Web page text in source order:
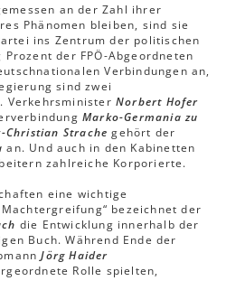
an der Zahl ihrer
Phänomen bleiben, sind sie
ins Zentrum der politischen
der FPÖ-Abgeordneten
Verbindungen an,
sind zwei
VerkehrsministerNorbert Hofer
Marko-Germania zu
Christian Strache gehört der
an. Und auch in den Kabinetten
zahlreiche Korporierte.
eine wichtige
bezeichnet der
die Entwicklung innerhalb der
Buch. Während Ende der
Jörg Haider
Rolle spielten,